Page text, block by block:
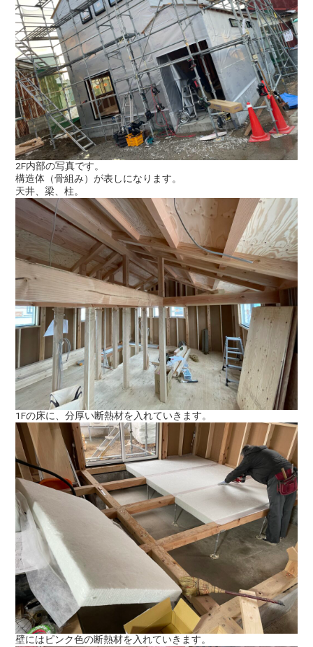
2F内部の写真です。
構造体（骨組み）が表しになります。
天井、梁、柱。
1Fの床に、分厚い断熱材を入れていきます。
壁にはピンク色の断熱材を入れていきます。